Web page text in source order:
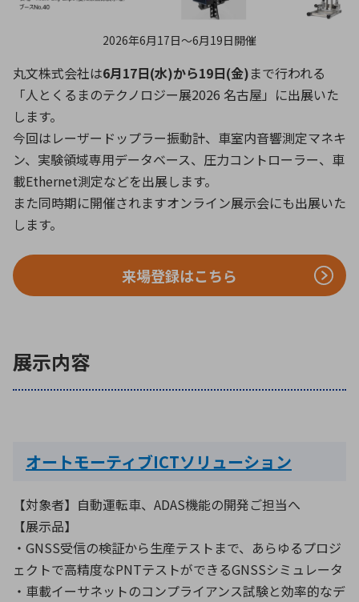
データセンタ・クラウド
ミリ波レーダー
ブログ｜ここから始まる最新技術
製品製造・加工
レーダ・衛星通信
シミュレーター
特定用途向け・その他
医療機器
K
N O
Q
R S
T
U
V W
X
Z
2026年6月17日〜6月19日開催
丸文株式会社は6月17日(水)から19日(金)まで行われる
「人とくるまのテクノロジー展2026 名古屋」に出展いた
します。
今回はレーザードップラー振動計、車室内音響測定マネキ
ン、実験領域専用データベース、圧力コントローラー、車
載Ethernet測定などを出展します。
また同時期に開催されますオンライン展示会にも出展いた
します。
来場登録はこちら
展示内容
オートモーティブICTソリューション
【対象者】自動運転車、ADAS機能の開発ご担当へ
【展示品】
・GNSS受信の検証から生産テストまで、あらゆるプロジ
ェクトで高精度なPNTテストができるGNSSシミュレータ
・車載イーサネットのコンプライアンス試験と効率的なデ